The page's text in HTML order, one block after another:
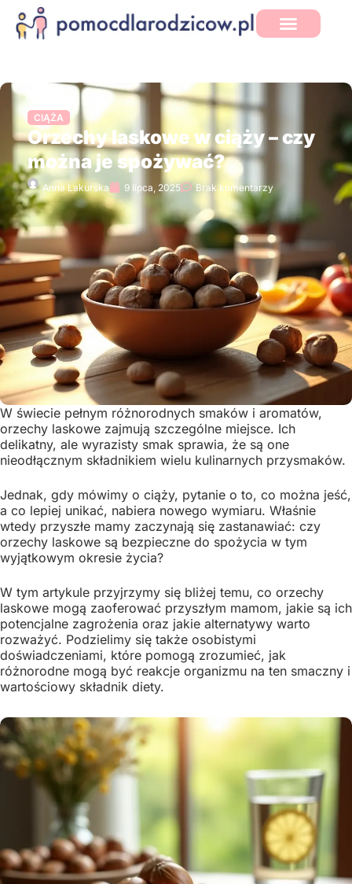
CIĄŻA
Orzechy laskowe w ciąży – czy
można je spożywać?
Anna Lakurska 9 lipca, 2025 Brak komentarzy
W świecie pełnym różnorodnych smaków i aromatów,
orzechy laskowe zajmują szczególne miejsce. Ich
delikatny, ale wyrazisty smak sprawia, że są one
nieodłącznym składnikiem wielu kulinarnych przysmaków.
Jednak, gdy mówimy o ciąży, pytanie o to, co można jeść,
a co lepiej unikać, nabiera nowego wymiaru. Właśnie
wtedy przyszłe mamy zaczynają się zastanawiać: czy
orzechy laskowe są bezpieczne do spożycia w tym
wyjątkowym okresie życia?
W tym artykule przyjrzymy się bliżej temu, co orzechy
laskowe mogą zaoferować przyszłym mamom, jakie są ich
potencjalne zagrożenia oraz jakie alternatywy warto
rozważyć. Podzielimy się także osobistymi
doświadczeniami, które pomogą zrozumieć, jak
różnorodne mogą być reakcje organizmu na ten smaczny i
wartościowy składnik diety.